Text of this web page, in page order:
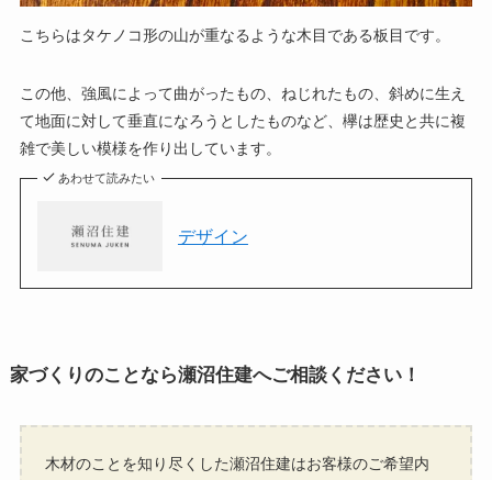
こちらはタケノコ形の山が重なるような木目である板目です。
この他、強風によって曲がったもの、ねじれたもの、斜めに生え
て地面に対して垂直になろうとしたものなど、欅は歴史と共に複
雑で美しい模様を作り出しています。
あわせて読みたい
デザイン
家づくりのことなら瀬沼住建へご相談ください！
木材のことを知り尽くした瀬沼住建はお客様のご希望内